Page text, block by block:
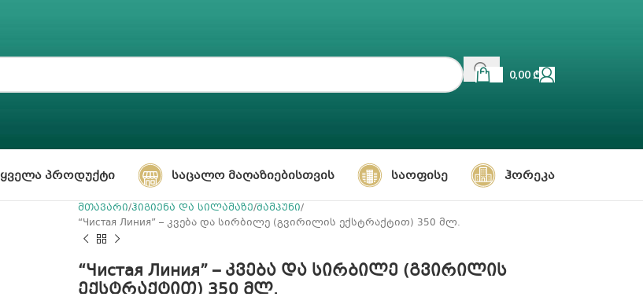
0,00₾
ᲧᲕᲔᲚᲐ ᲞᲠᲝᲓᲣᲥᲢᲘ ᲡᲐᲪᲐᲚᲝ ᲛᲐᲦᲐᲖᲘᲔᲑᲘᲡᲗᲕᲘᲡ ᲡᲐᲝᲤᲘᲡᲔ ᲰᲝᲠᲔᲙᲐ
მთავარი ჰიგიენა და სილამაზე შამპუნი
“Чистая Линия” – კვება და სირბილე (გვირილის ექსტრაქტით) 350 მლ.
“Чистая Линия” – კვება და სირბილე (გვირილის
ექსტრაქტით) 350 მლ.